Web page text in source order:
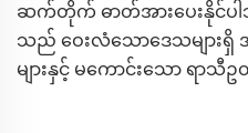
ဆက်တိုက် ဓာတ်အားပေးနိုင်ပ
သည် ဝေးလံသောဒေသများရှိ
များနှင့် မကောင်းသော ရာသီ